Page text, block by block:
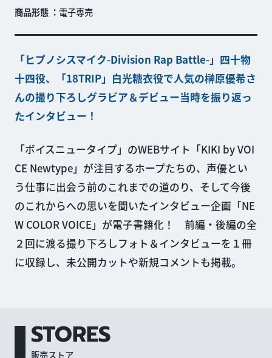
商品形態
電子専売
「ヒプノシスマイク-Division Rap Battle-」四十物
十四役、「18TRIP」白光糖衣役で人気の榊原優希さ
んの撮り下ろしグラビア＆デビュー当時を振り返っ
たインタビュー！
「ボイスニュータイプ」のWEBサイト「KIKI by VOI
CE Newtype」が注目するホープたちの、声優とい
う仕事に出会う前のこれまでの道のり、そして今後
のこれからへの思いを聞いたインタビュー企画「NE
W COLOR VOICE」が電子書籍化！ 前編・後編の全
２回に渡る撮り下ろしフォト＆インタビューを１冊
に収録し、未公開カットや新規コメントも掲載。
STORES
販売ストア